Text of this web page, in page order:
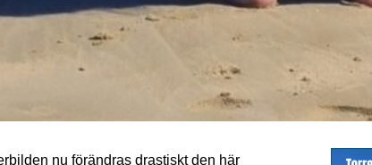
nu förändras drastiskt den här